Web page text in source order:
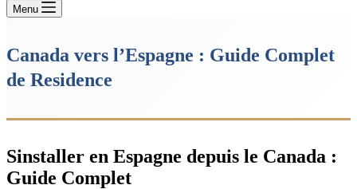
Menu
Canada vers l’Espagne : Guide Complet
de Residence
Sinstaller en Espagne depuis le Canada :
Guide Complet